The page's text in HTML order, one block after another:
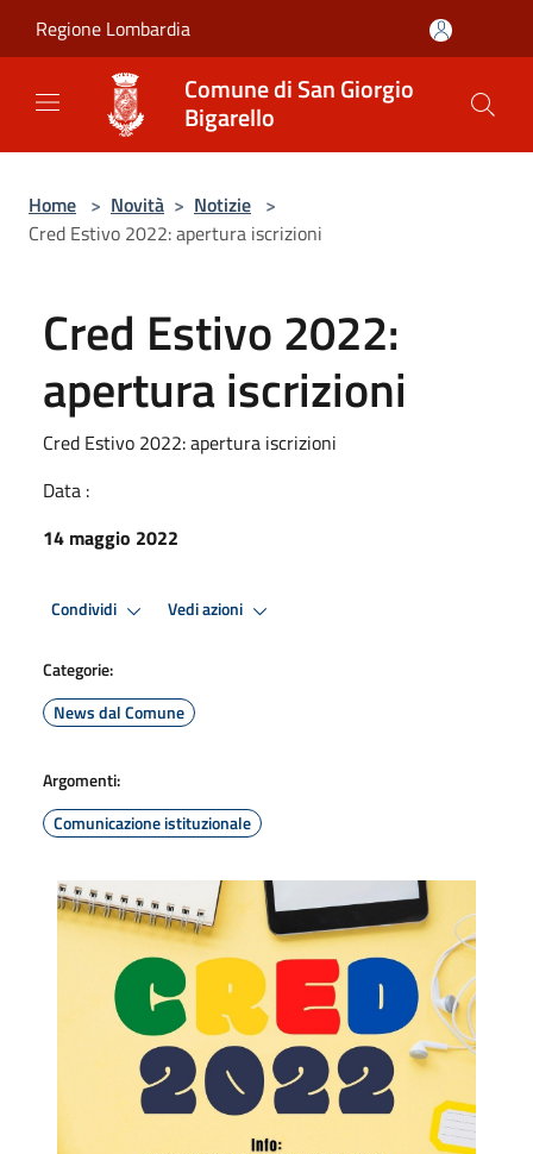
Regione Lombardia
Comune di San Giorgio
Bigarello
Home > Novità > Notizie >
Cred Estivo 2022: apertura iscrizioni
Cred Estivo 2022:
apertura iscrizioni
Cred Estivo 2022: apertura iscrizioni
Data :
14 maggio 2022
Condividi Vedi azioni
Categorie:
News dal Comune
Argomenti:
Comunicazione istituzionale